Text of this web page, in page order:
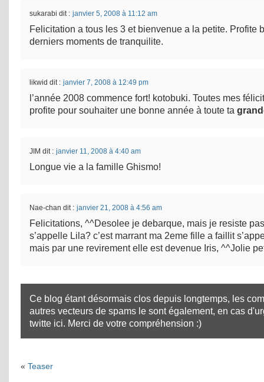
sukarabi dit : janvier 5, 2008 à 11:12 am
Felicitation a tous les 3 et bienvenue a la petite. Profite
derniers moments de tranquilite.
likwid dit : janvier 7, 2008 à 12:49 pm
l’année 2008 commence fort! kotobuki. Toutes mes
profite pour souhaiter une bonne année à toute ta
JIM dit : janvier 11, 2008 à 4:40 am
Longue vie a la famille Ghismo!
Nae-chan dit : janvier 21, 2008 à 4:56 am
Felicitations, ^^Desolee je debarque, mais je resiste
s’appelle Lila? c’est marrant ma 2eme fille a faillit
mais par une revirement elle est devenue Iris, ^^Jolie
Ce blog étant désormais clos depuis longtemps, les
autres vecteurs de spams le sont également, en cas
twitte ici. Merci de votre compréhension :)
« Teaser